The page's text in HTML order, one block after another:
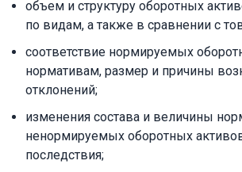
объем и структуру оборотных
по видам, а также в сравнении с
соответствие нормируемых
нормативам, размер и причины
отклонений;
изменения состава и величины
ненор­мируемых оборотных
последствия;